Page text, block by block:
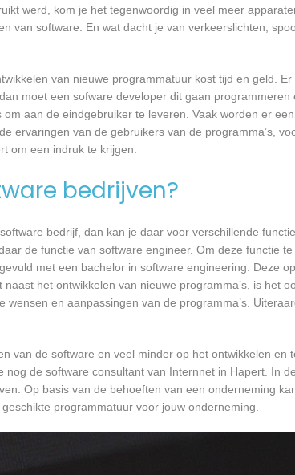
werd, kom je het tegenwoordig in veel meer
van software. En wat dacht je van verkeerslichten,
van nieuwe programmatuur kost tijd en geld. Er
moet een sofware developer dit gaan programmeren
aan de eindgebruiker te leveren. Vaak worden er
ervaringen van de gebruikers van de programma’s,
om een indruk te krijgen.
bedrijven?
bedrijf, dan kan je daar voor verschillende
de functie van software engineer. Om deze functie
met een bachelor in software engineering. Deze
het ontwikkelen van nieuwe programma’s, is het
en aanpassingen van de programma’s.
van de software en veel minder op het ontwikkelen en
de software consultant van Internnet in Hapert. In
Op basis van de behoeften van een onderneming
programmatuur voor jouw onderneming.